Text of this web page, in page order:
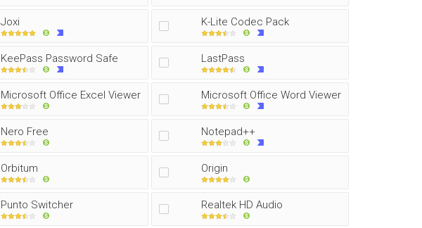
Joxi K-Lite Codec Pack
KeePass Password Safe LastPass
Microsoft Office Excel Viewer Microsoft Office Word Viewer
Nero Free Notepad++
Orbitum Origin
Punto Switcher Realtek HD Audio